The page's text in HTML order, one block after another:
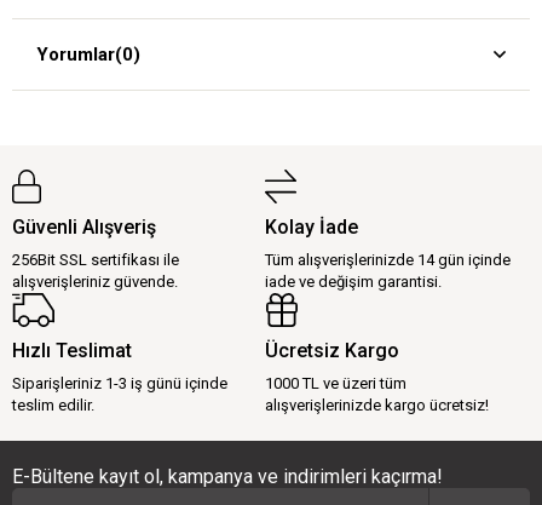
Yorumlar(0)
Güvenli Alışveriş
256Bit SSL sertifikası ile
alışverişleriniz güvende.
Kolay İade
Tüm alışverişlerinizde 14 gün içinde
iade ve değişim garantisi.
Hızlı Teslimat
Siparişleriniz 1-3 iş günü içinde
teslim edilir.
Ücretsiz Kargo
1000 TL ve üzeri tüm
alışverişlerinizde kargo ücretsiz!
E-Bültene kayıt ol, kampanya ve indirimleri kaçırma!